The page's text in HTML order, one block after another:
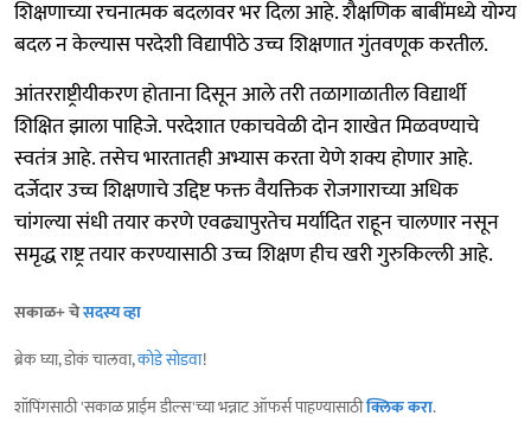
शिक्षणाच्या रचनात्मक बदलावर भर दिला आहे. शैक्षणिक बाबींमध्ये योग्य
बदल न केल्यास परदेशी विद्यापीठे उच्च शिक्षणात गुंतवणूक करतील.
आंतरराष्ट्रीयीकरण होताना दिसून आले तरी तळागाळातील विद्यार्थी
शिक्षित झाला पाहिजे. परदेशात एकाचवेळी दोन शाखेत मिळवण्याचे
स्वतंत्र आहे‌. तसेच भारतातही अभ्यास करता येणे शक्य होणार आहे‌.
दर्जेदार उच्च शिक्षणाचे उद्दिष्ट फक्त वैयक्तिक रोजगाराच्या अधिक
चांगल्या संधी तयार करणे एवढ्यापुरतेच मर्यादित राहून चालणार नसून
समृद्ध राष्ट्र तयार करण्यासाठी उच्च शिक्षण हीच खरी गुरुकिल्ली आहे.
सकाळ+ चेसदस्य व्हा
ब्रेक घ्या, डोकं चालवा,कोडे सोडवा!
शॉपिंगसाठी 'सकाळ प्राईम डील्स'च्या भन्नाट ऑफर्स पाहण्यासाठीक्लिक करा.